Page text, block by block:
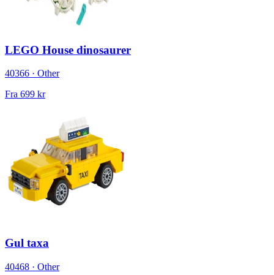
LEGO House dinosaurer
40366 · Other
Fra 699 kr
Gul taxa
40468 · Other